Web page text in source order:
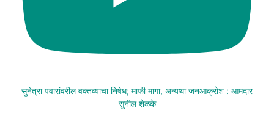
सुनेत्रा पवारांवरील वक्तव्याचा निषेध; माफी मागा, अन्यथा जनआक्रोश : आमदार
सुनील शेळके